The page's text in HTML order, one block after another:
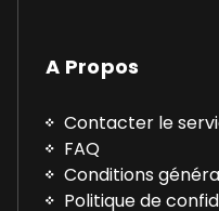
A Propos
Contacter le
FAQ
Conditions
Politique de